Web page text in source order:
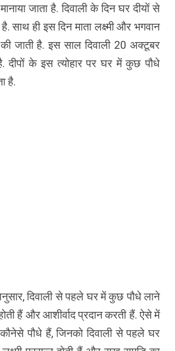
जाता है. दिवाली के दिन घर दीयों से
साथ ही इस दिन माता लक्ष्मी और भगवान
जाती है. इस साल दिवाली 20 अक्टूबर
दीपों के इस त्योहार पर घर में कुछ पौधे
है.
दिवाली से पहले घर में कुछ पौधे लाने
हैं और आशीर्वाद प्रदान करती हैं. ऐसे में
पौधे हैं, जिनको दिवाली से पहले घर